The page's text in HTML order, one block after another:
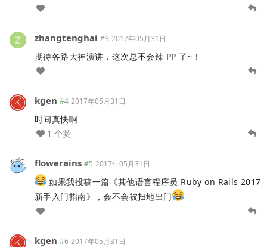
zhangtenghai #3 2017年05月31日
期待各路大神演讲，这次总不会辣 PP 了~！
kgen #4 2017年05月31日
时间真快啊
1 个赞
flowerains #5 2017年05月31日
如果我投稿一篇《其他语言程序员 Ruby on Rails 2017
新手入门指南》，会不会被扫地出门
kgen #6 2017年05月31日